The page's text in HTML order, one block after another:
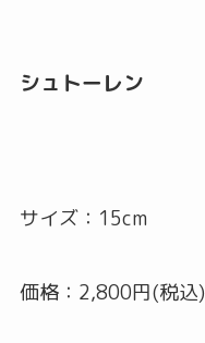
シュトーレン
サイズ：15cm
価格：2,800円(税込)